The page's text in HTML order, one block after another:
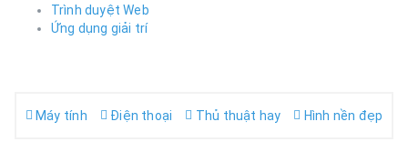
Trình duyệt Web
Ứng dụng giải trí
Máy tính Điện thoại Thủ thuật hay Hình nền đẹp